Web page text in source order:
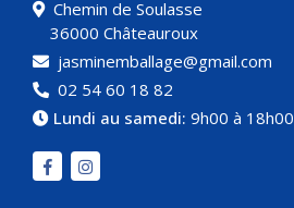
Chemin de Soulasse
36000 Châteauroux
jasminemballage@gmail.com
02 54 60 18 82
Lundi au samedi: 9h00 à 18h00